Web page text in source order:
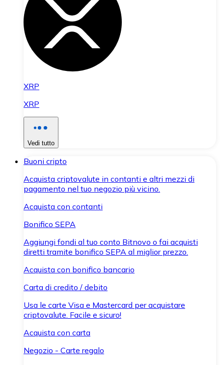
XRP
XRP
Vedi tutto
Buoni cripto
Acquista criptovalute in contanti e altri mezzi di
pagamento nel tuo negozio più vicino.
Acquista con contanti
Bonifico SEPA
Aggiungi fondi al tuo conto Bitnovo o fai acquisti
diretti tramite bonifico SEPA al miglior prezzo.
Acquista con bonifico bancario
Carta di credito / debito
Usa le carte Visa e Mastercard per acquistare
criptovalute. Facile e sicuro!
Acquista con carta
Negozio - Carte regalo